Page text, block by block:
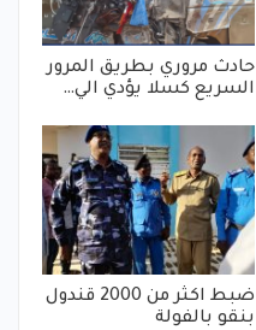
حادث مروري بطريق المرور
السريع كسلا يؤدي الي…
ضبط اكثر من 2000 قندول
بنقو بالفولة